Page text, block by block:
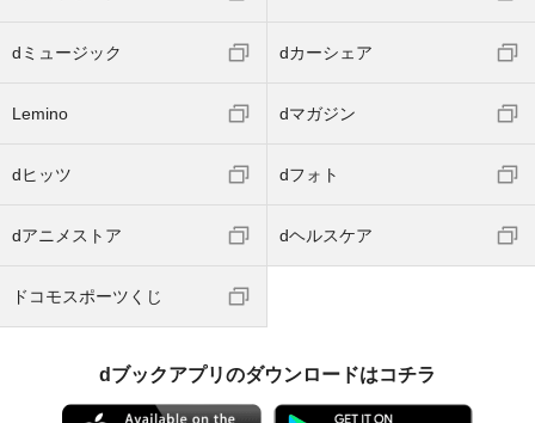
dミュージック dカーシェア
Lemino dマガジン
dヒッツ dフォト
dアニメストア dヘルスケア
ドコモスポーツくじ
dブックアプリのダウンロードはコチラ